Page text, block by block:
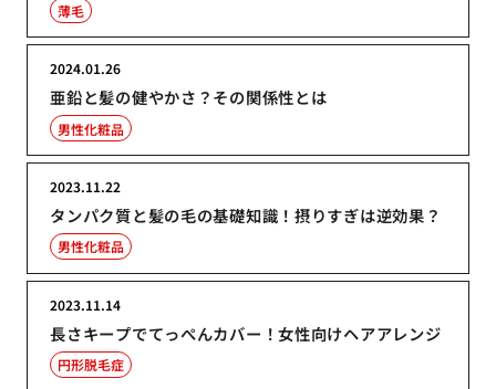
薄毛
亜鉛と髪の健やかさ？その関係性とは
2024.01.26
男性化粧品
タンパク質と髪の毛の基礎知識！摂りすぎは逆効果？
2023.11.22
男性化粧品
長さキープでてっぺんカバー！女性向けヘアアレンジ
2023.11.14
円形脱毛症